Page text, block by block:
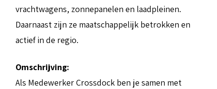
vrachtwagens, zonnepanelen en laadpleinen.
Daarnaast zijn ze maatschappelijk betrokken en
actief in de regio.
Omschrijving:
Als Medewerker Crossdock ben je samen met